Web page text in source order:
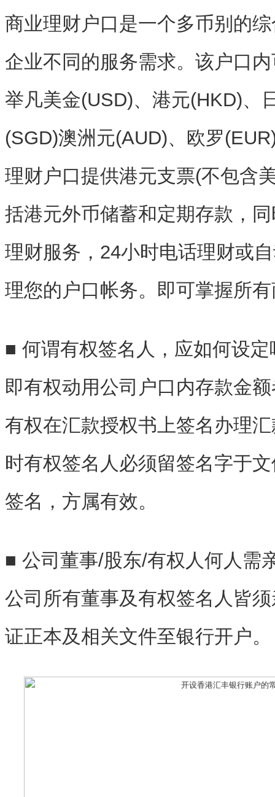
商业理财户口是一个多币别的
企业不同的服务需求。该户口
举凡美金(USD)、港元(HKD)、
(SGD)澳洲元(AUD)、欧罗
理财户口提供港元支票(不包含
括港元外币储蓄和定期存款，
理财服务，24小时电话理财或
理您的户口帐务。即可掌握所
■ 何谓有权签名人，应如何设定
即有权动用公司户口内存款金
有权在汇款授权书上签名办理
时有权签名人必须留签名字于
签名，方属有效。
■ 公司董事/股东/有权人何人需
公司所有董事及有权签名人皆
证正本及相关文件至银行开户。